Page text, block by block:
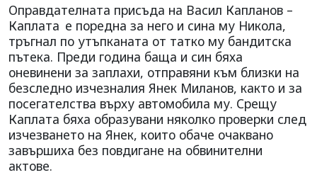
Оправдателната присъда на Васил Капланов –
Каплата е поредна за него и сина му Никола,
тръгнал по утъпканата от татко му бандитска
пътека. Преди година баща и син бяха
оневинени за заплахи, отправяни към близки на
безследно изчезналия Янек Миланов, както и за
посегателства върху автомобила му. Срещу
Каплата бяха образувани няколко проверки след
изчезването на Янек, които обаче очаквано
завършиха без повдигане на обвинителни
актове.